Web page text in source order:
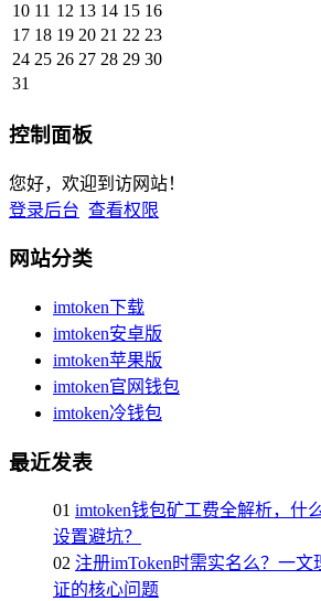
10 11 12 13 14 15 16
17 18 19 20 21 22 23
24 25 26 27 28 29 30
31
控制面板
您好，欢迎到访网站！
登录后台 查看权限
网站分类
imtoken下载
imtoken安卓版
imtoken苹果版
imtoken官网钱包
imtoken冷钱包
最近发表
01 imtoken钱包矿工费全解析，什
设置避坑？
02 注册imToken时需实名么？一文
证的核心问题